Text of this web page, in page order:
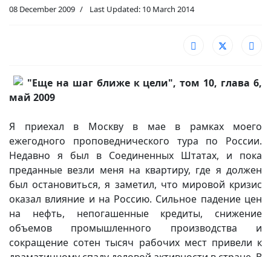
08 December 2009 Last Updated: 10 March 2014
"Еще на шаг ближе к цели", том 10, глава 6,
май 2009
Я приехал в Москву в мае в рамках моего
ежегодного проповеднического тура по России.
Недавно я был в Соединенных Штатах, и пока
преданные везли меня на квартиру, где я должен
был остановиться, я заметил, что мировой кризис
оказал влияние и на Россию. Сильное падение цен
на нефть, непогашенные кредиты, снижение
объемов промышленного производства и
сокращение сотен тысяч рабочих мест привели к